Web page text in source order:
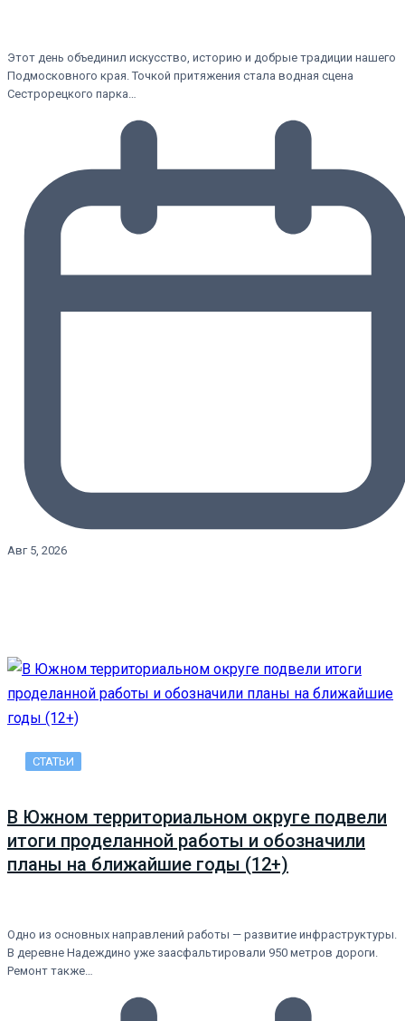
Этот день объединил искусство, историю и добрые традиции нашего
Подмосковного края. Точкой притяжения стала водная сцена
Сестрорецкого парка…
Авг 5, 2026
СТАТЬИ
В Южном территориальном округе подвели
итоги проделанной работы и обозначили
планы на ближайшие годы (12+)
Одно из основных направлений работы — развитие инфраструктуры.
В деревне Надеждино уже заасфальтировали 950 метров дороги.
Ремонт также…